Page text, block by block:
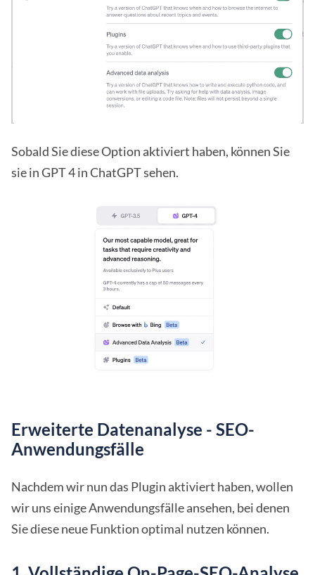
Sobald Sie diese Option aktiviert haben, können Sie
sie in GPT 4 in ChatGPT sehen.
Erweiterte Datenanalyse - SEO-
Anwendungsfälle
Nachdem wir nun das Plugin aktiviert haben, wollen
wir uns einige Anwendungsfälle ansehen, bei denen
Sie diese neue Funktion optimal nutzen können.